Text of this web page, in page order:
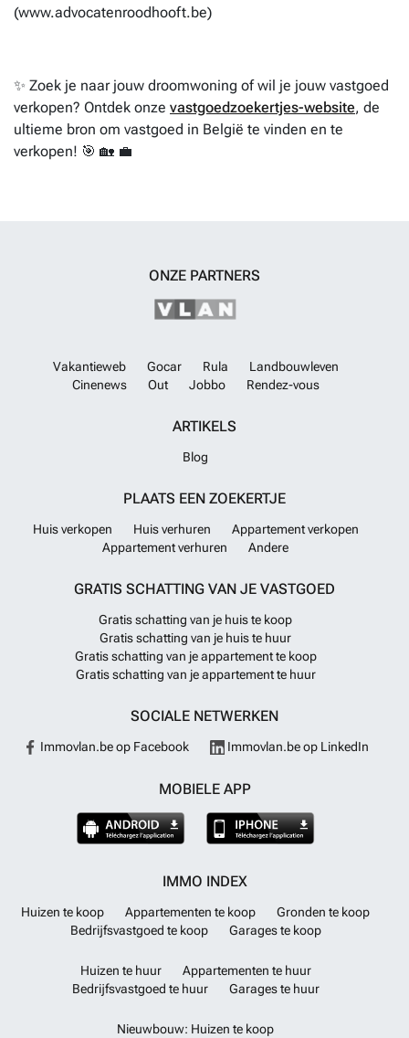
(www.advocatenroodhooft.be)
✨ Zoek je naar jouw droomwoning of wil je jouw vastgoed
verkopen? Ontdek onze vastgoedzoekertjes-website, de
ultieme bron om vastgoed in België te vinden en te
verkopen! 🎯 🏡 💼
ONZE PARTNERS
Vakantieweb Gocar Rula
Landbouwleven
Cinenews
Out Jobbo Rendez-vous
ARTIKELS
Blog
PLAATS EEN ZOEKERTJE
Huis verkopen Huis verhuren
Appartement verkopen
Appartement verhuren
Andere
GRATIS SCHATTING VAN JE VASTGOED
Gratis schatting van je huis te koop
Gratis schatting van je huis te huur
Gratis schatting van je appartement te koop
Gratis schatting van je appartement te huur
SOCIALE NETWERKEN
Immovlan.be op Facebook Immovlan.be op LinkedIn
MOBIELE APP
IMMO INDEX
Huizen te koop Appartementen te koop
Gronden te koop
Bedrijfsvastgoed te koop
Garages te koop
Huizen te huur
Appartementen te huur
Bedrijfsvastgoed te huur
Garages te huur
Nieuwbouw: Huizen te koop